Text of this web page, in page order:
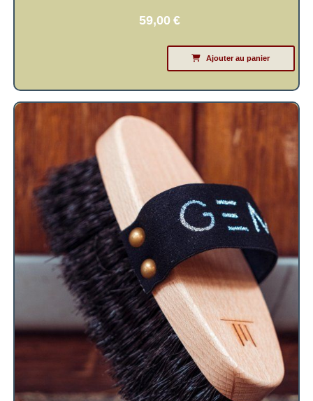
59,00 €
Ajouter au panier